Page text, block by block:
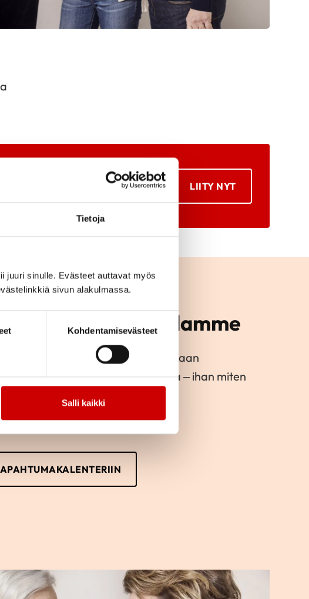
Tietoja
juuri sinulle. Evästeet auttavat myös
sivun alakulmassa.
Kohdentamisevästeet
Salli kaikki
LIITY NYT
toimintaan alueellamme
toimintaan ja lähde mukaan
tai vaikka järjestämään toimintaa – ihan miten